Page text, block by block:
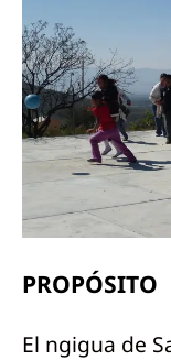
PROPÓSITO
El ngigua de